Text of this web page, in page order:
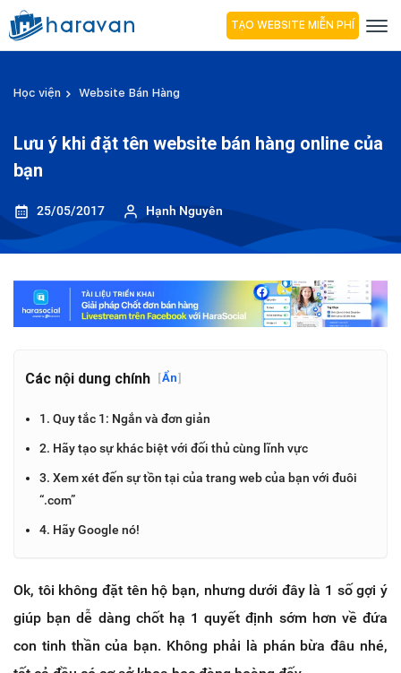
TẠO WEBSITE MIỄN PHÍ
Học viện Website Bán Hàng
Lưu ý khi đặt tên website bán hàng online của
bạn
25/05/2017 Hạnh Nguyên
Các nội dung chính [Ẩn]
1. Quy tắc 1: Ngắn và đơn giản
2. Hãy tạo sự khác biệt với đối thủ cùng lĩnh vực
3. Xem xét đến sự tồn tại của trang web của bạn với đuôi
“.com”
4. Hãy Google nó!
Ok, tôi không đặt tên hộ bạn, nhưng dưới đây là 1 số gợi ý
giúp bạn dễ dàng chốt hạ 1 quyết định sớm hơn về đứa
con tinh thần của bạn. Không phải là phán bừa đâu nhé,